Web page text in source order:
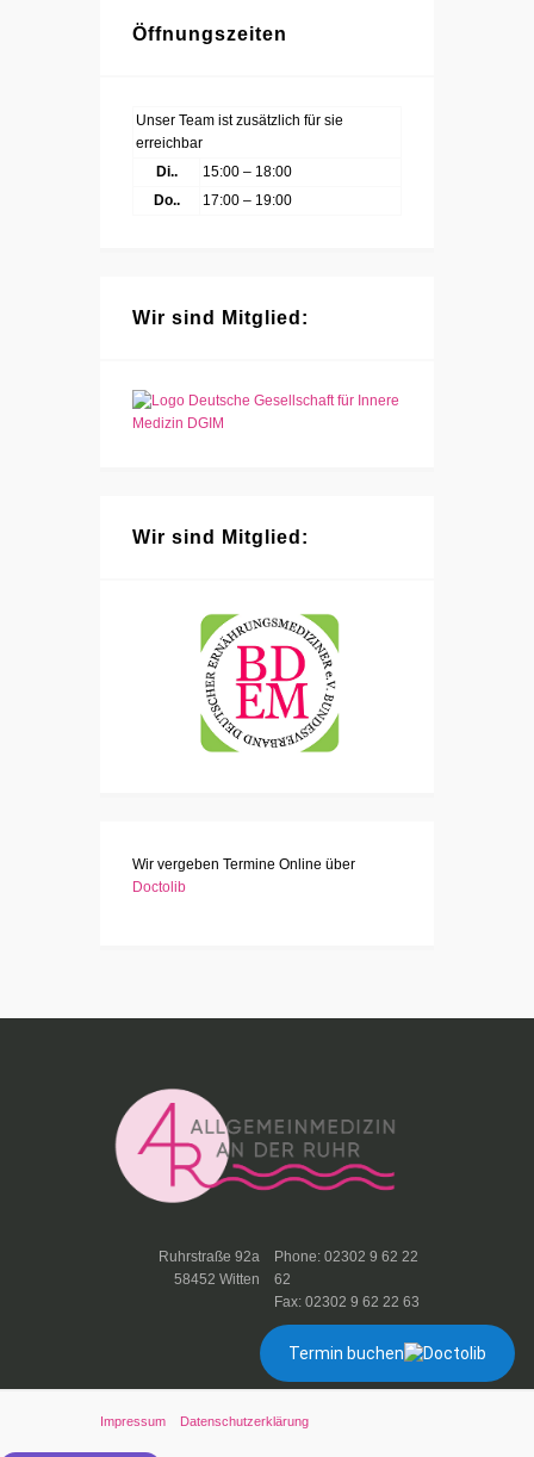
Öffnungszeiten
Unser Team ist zusätzlich für sie
erreichbar
Di..
15:00 – 18:00
Do..
17:00 – 19:00
Wir sind Mitglied:
Wir sind Mitglied:
Wir vergeben Termine Online über
Doctolib
Termin buchen
Phone: 02302 9 62 22
62
Fax: 02302 9 62 22 63
Ruhrstraße 92a
58452 Witten
Impressum Datenschutzerklärung